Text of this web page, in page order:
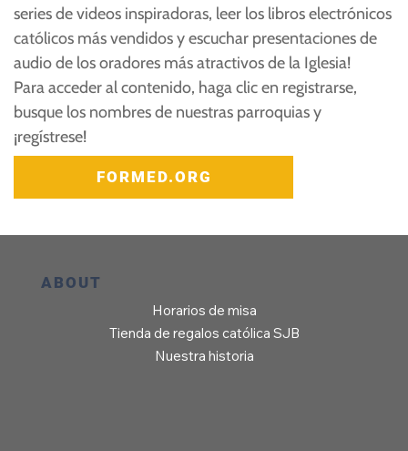
series de videos inspiradoras, leer los libros electrónicos
católicos más vendidos y escuchar presentaciones de
audio de los oradores más atractivos de la Iglesia!
Para acceder al contenido, haga clic en registrarse,
busque los nombres de nuestras parroquias y
¡regístrese!
FORMED.ORG
ABOUT
Horarios de misa
Tienda de regalos católica SJB
Nuestra historia